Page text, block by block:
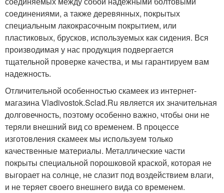
соединениями, а также деревянных, покрытых
специальным лакокрасочным покрытием, или
пластиковых, брусков, используемых как сидения. Вся
производимая у нас продукция подвергается
тщательной проверке качества, и мы гарантируем вам
надежность.
Отличительной особенностью скамеек из интернет-
магазина Vladivostok.Sclad.Ru является их значительная
долговечность, поэтому особенно важно, чтобы они не
теряли внешний вид со временем. В процессе
изготовления скамеек мы используем только
качественные материалы. Металлические части
покрыты специальной порошковой краской, которая не
выгорает на солнце, не слазит под воздействием влаги,
и не теряет своего внешнего вида со временем.